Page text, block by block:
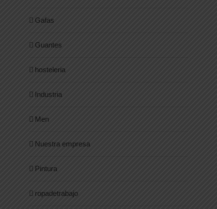
Gafas
Guantes
hosteleria
Industria
Men
Nuestra empresa
Pintura
ropadetrabajo